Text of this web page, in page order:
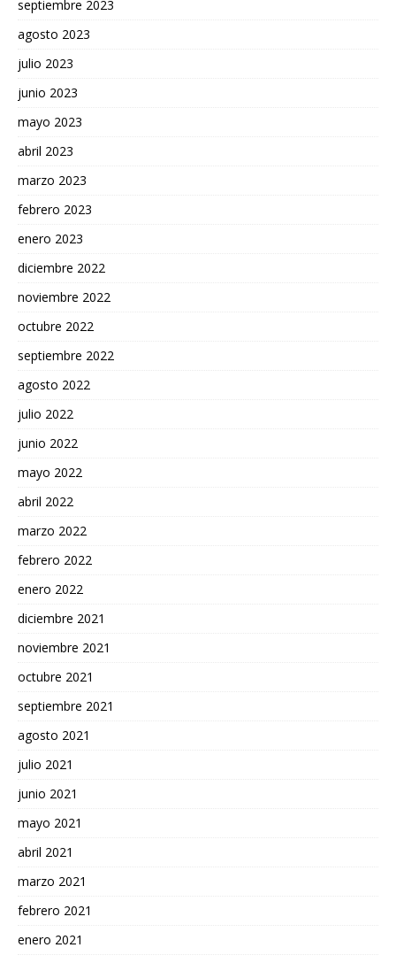
septiembre 2023
agosto 2023
julio 2023
junio 2023
mayo 2023
abril 2023
marzo 2023
febrero 2023
enero 2023
diciembre 2022
noviembre 2022
octubre 2022
septiembre 2022
agosto 2022
julio 2022
junio 2022
mayo 2022
abril 2022
marzo 2022
febrero 2022
enero 2022
diciembre 2021
noviembre 2021
octubre 2021
septiembre 2021
agosto 2021
julio 2021
junio 2021
mayo 2021
abril 2021
marzo 2021
febrero 2021
enero 2021